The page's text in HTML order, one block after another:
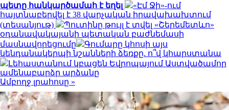
պետը հանկարծամահ է եղել
«Էմ Ջի»-ում
հայտնաբերվել է 38 վարչական իրավախախտում
(տեսանյութ)
Պուտինը թույլ է տվել «Շերեմետևո»
օդանավակայանի պետական բաժնեմասի
մասնավորեցումը
Գումարը կհոսի այս
կենդանակերպի նշանների ձեռքը. ո՞վ կհարստանա
Լեհաստանում կբացեն Եվրոպայում Աստվածամոր
ամենաբարձր արձանը
Ամբողջ լրահոսը »